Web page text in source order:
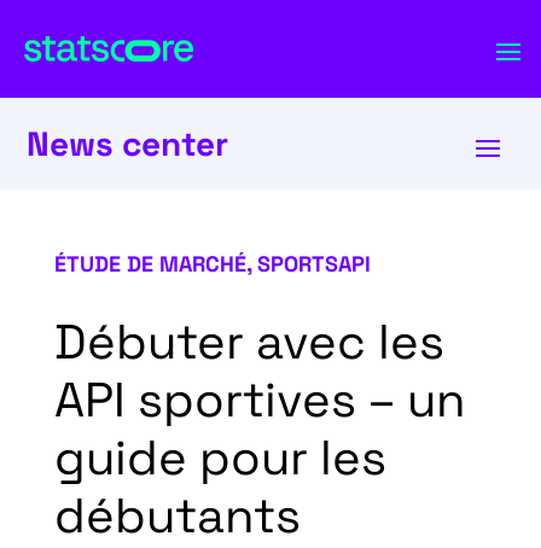
News center
ÉTUDE DE MARCHÉ,SPORTSAPI
Débuter avec les
API sportives – un
guide pour les
débutants